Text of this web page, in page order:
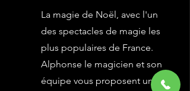
La magie de Noël, avec l'un
des spectacles de magie les
plus populaires de France.
Alphonse le magicien et son
équipe vous proposent une